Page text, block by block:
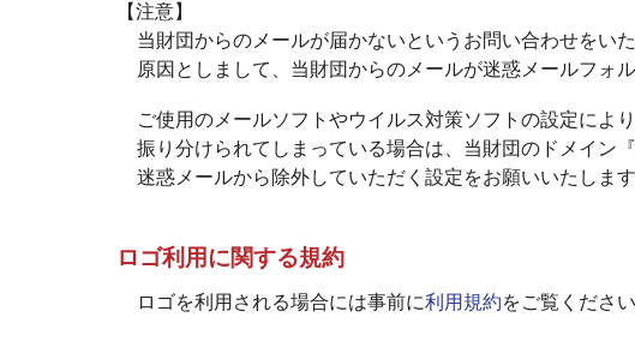
【注意】
当財団からのメールが届かないというお問い合わせをい
原因としまして、当財団からのメールが迷惑メールフォ
ご使用のメールソフトやウイルス対策ソフトの設定によ
振り分けられてしまっている場合は、当財団のドメイン
迷惑メールから除外していただく設定をお願いいたします
ロゴ利用に関する規約
ロゴを利用される場合には事前に利用規約をご覧ください